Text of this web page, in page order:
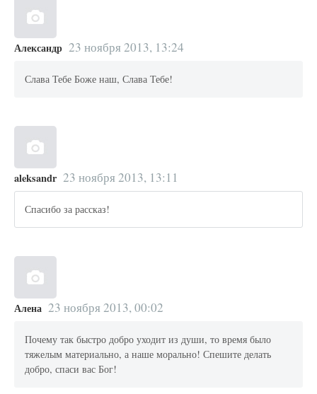
Александр 23 ноября 2013, 13:24
Слава Тебе Боже наш, Слава Тебе!
aleksandr 23 ноября 2013, 13:11
Спасибо за рассказ!
Алена 23 ноября 2013, 00:02
Почему так быстро добро уходит из души, то время было
тяжелым материально, а наше морально! Спешите делать
добро, спаси вас Бог!